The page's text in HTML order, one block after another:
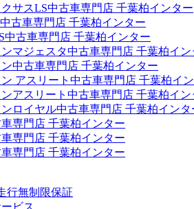
サスLS中古車専門店 千葉柏インター
古車専門店 千葉柏インター
中古車専門店 千葉柏インター
マジェスタ中古車専門店 千葉柏イン
中古車専門店 千葉柏インター
アスリート中古車専門店 千葉柏イ
アスリート中古車専門店 千葉柏イン
ロイヤル中古車専門店 千葉柏インタ
専門店 千葉柏インター
専門店 千葉柏インター
専門店 千葉柏インター
行無制限保証
ビス